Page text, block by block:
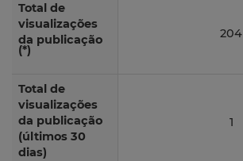
Total de
visualizações
da publicação
(*)
204
Total de
visualizações
da publicação
(últimos 30
dias)
1